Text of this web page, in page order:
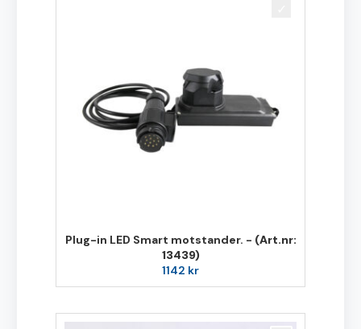
Plug-in LED Smart motstander. - (Art.nr:
13439)
1142 kr